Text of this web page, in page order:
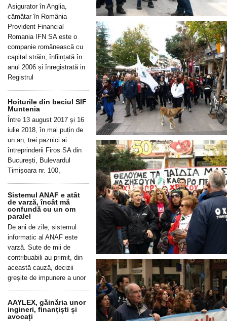
Asigurator în Anglia,
cămătar în România
Provident Financial
Romania IFN SA este o
companie românească cu
capital străin, înființată în
anul 2006 și înregistrată in
Registrul
Hoiturile din beciul SIF
Muntenia
Între 13 august 2017 și 16
iulie 2018, în mai puțin de
un an, trei paznici ai
întreprinderii Firos SA din
București, Bulevardul
Timișoara nr. 100,
Sistemul ANAF e atât
de varză, încât mă
confundă cu un om
paralel
De ani de zile, sistemul
informatic al ANAF este
varză. Sute de mii de
contribuabili au primit, din
această cauză, decizii
greșite de impunere a unor
AAYLEX, găinăria unor
ingineri, finanțiști și
avocați